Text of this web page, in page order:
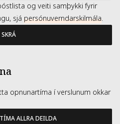
og veiti samþykki fyrir
sjá persónuverndarskilmála.
SKRÁ
opnunartíma í verslunum okkar
ALLRA DEILDA